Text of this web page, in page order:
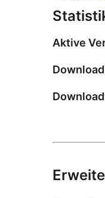
Aktive